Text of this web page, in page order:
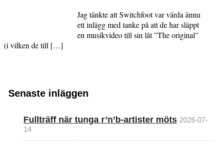
Jag tänkte att Switchfoot var värda ännu
ett inlägg med tanke på att de har släppt
en musikvideo till sin låt ”The original”
(i vilken de till […]
Senaste inläggen
Fullträff när tunga r’n’b-artister möts 2026-07-
14